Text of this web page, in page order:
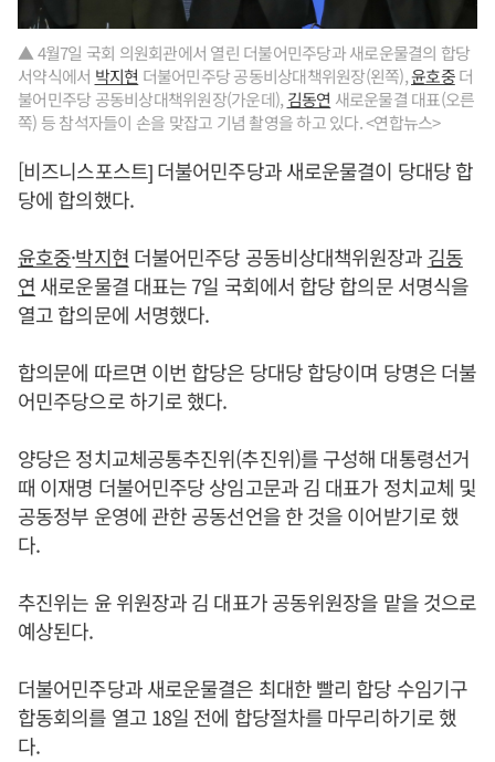
▲ 4월7일 국회 의원회관에서 열린 더불어민주당과 새로운물결의 합당
서약식에서 박지현 더불어민주당 공동비상대책위원장(왼쪽),윤호중더
불어민주당 공동비상대책위원장(가운데),김동연 새로운물결 대표(오른
쪽) 등 참석자들이 손을 맞잡고 기념 촬영을 하고 있다. <연합뉴스>
[비즈니스포스트] 더불어민주당과 새로운물결이 당대당 합
당에 합의했다.
윤호중·박지현 더불어민주당 공동비상대책위원장과 김동
연 새로운물결 대표는 7일 국회에서 합당 합의문 서명식을
열고 합의문에 서명했다.
합의문에 따르면 이번 합당은 당대당 합당이며 당명은 더불
어민주당으로 하기로 했다.
양당은 정치교체공통추진위(추진위)를 구성해 대통령선거
때 이재명 더불어민주당 상임고문과 김 대표가 정치교체 및
공동정부 운영에 관한 공동선언을 한 것을 이어받기로 했
다.
추진위는 윤 위원장과 김 대표가 공동위원장을 맡을 것으로
예상된다.
더불어민주당과 새로운물결은 최대한 빨리 합당 수임기구
합동회의를 열고 18일 전에 합당절차를 마무리하기로 했
다.